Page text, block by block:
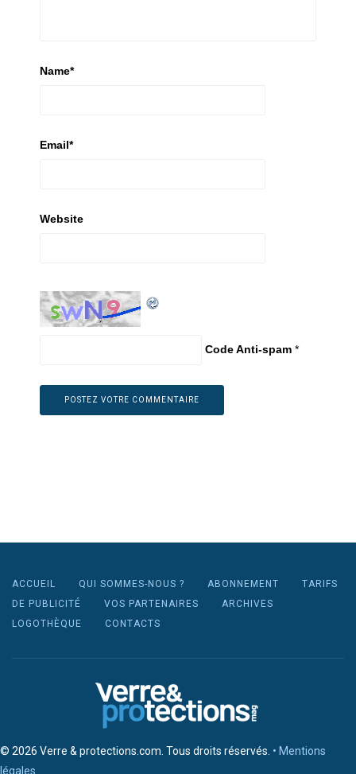
Name*
Email*
Website
Code Anti-spam *
ACCUEIL QUI SOMMES-NOUS ? ABONNEMENT
TARIFS
DE PUBLICITÉ
VOS PARTENAIRES
ARCHIVES
LOGOTHÈQUE
CONTACTS
© 2026 Verre & protections.com. Tous droits réservés. • Mentions
légales